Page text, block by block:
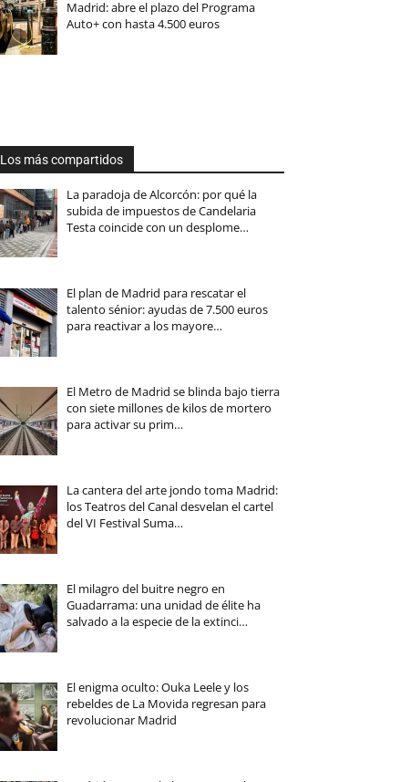
Madrid: abre el plazo del Programa
Auto+ con hasta 4.500 euros
Los más compartidos
La paradoja de Alcorcón: por qué la
subida de impuestos de Candelaria
Testa coincide con un desplome…
El plan de Madrid para rescatar el
talento sénior: ayudas de 7.500 euros
para reactivar a los mayore…
El Metro de Madrid se blinda bajo tierra
con siete millones de kilos de mortero
para activar su prim…
La cantera del arte jondo toma Madrid:
los Teatros del Canal desvelan el cartel
del VI Festival Suma…
El milagro del buitre negro en
Guadarrama: una unidad de élite ha
salvado a la especie de la extinci…
El enigma oculto: Ouka Leele y los
rebeldes de La Movida regresan para
revolucionar Madrid